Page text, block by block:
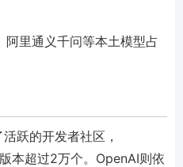
阿里通义千问等本土模型占
跃的开发者社区，
本超过2万个。OpenAI则依